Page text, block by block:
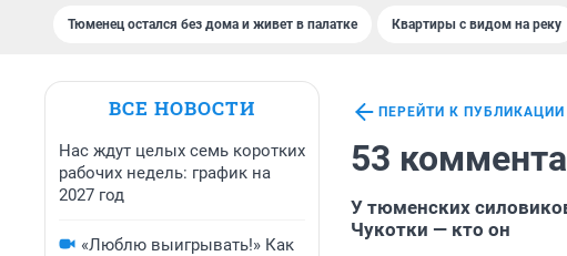
Тюменец остался без дома и живет в палатке Квартиры с видом на реку
ВСЕ НОВОСТИ
Нас ждут целых семь коротких
рабочих недель: график на
2027 год
«Люблю выигрывать!» Как
ПЕРЕЙТИ К ПУБЛИКАЦИИ
53
У тюменских
Чукотки — кто он